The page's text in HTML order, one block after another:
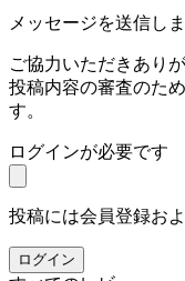
メッセージを送信しま
ご協力いただきあり
投稿内容の審査のた
す。
ログインが必要です
投稿には会員登録お
ログイン